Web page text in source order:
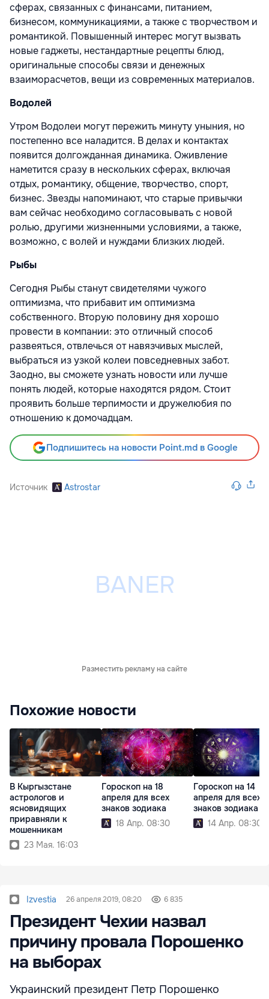
сферах, связанных с финансами, питанием,
бизнесом, коммуникациями, а также с творчеством и
романтикой. Повышенный интерес могут вызвать
новые гаджеты, нестандартные рецепты блюд,
оригинальные способы связи и денежных
взаиморасчетов, вещи из современных материалов.
Водолей
Утром Водолеи могут пережить минуту уныния, но
постепенно все наладится. В делах и контактах
появится долгожданная динамика. Оживление
наметится сразу в нескольких сферах, включая
отдых, романтику, общение, творчество, спорт,
бизнес. Звезды напоминают, что старые привычки
вам сейчас необходимо согласовывать с новой
ролью, другими жизненными условиями, а также,
возможно, с волей и нуждами близких людей.
Рыбы
Сегодня Рыбы станут свидетелями чужого
оптимизма, что прибавит им оптимизма
собственного. Вторую половину дня хорошо
провести в компании: это отличный способ
развеяться, отвлечься от навязчивых мыслей,
выбраться из узкой колеи повседневных забот.
Заодно, вы сможете узнать новости или лучше
понять людей, которые находятся рядом. Стоит
проявить больше терпимости и дружелюбия по
отношению к домочадцам.
Подпишитесь на новости Point.md в Google
Источник Astrostar
Разместить рекламу на сайте
Похожие новости
В Кыргызстане
астрологов и
ясновидящих
приравняли к
мошенникам
23 Мая. 16:03
Гороскоп на 18
апреля для всех
знаков зодиака
18 Апр. 08:30
Гороскоп на 14
апреля для всех
знаков зодиака
14 Апр. 08:30
Izvestia 26 апреля 2019, 08:20 6 835
Президент Чехии назвал
причину провала Порошенко
на выборах
Украинский президент Петр Порошенко